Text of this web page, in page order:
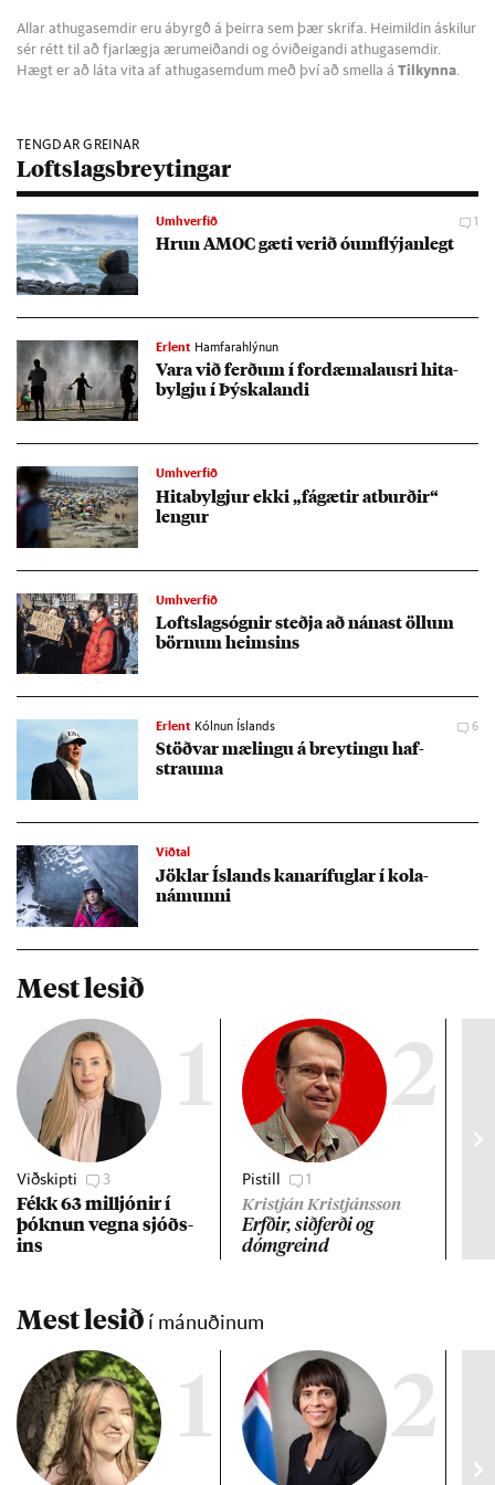
Allar athugasemdir eru ábyrgð á þeirra sem þær skrifa. Heimildin áskilur
sér rétt til að fjarlægja ærumeiðandi og óviðeigandi athugasemdir.
Hægt er að láta vita af athugasemdum með því að smella á Tilkynna
TENGDAR GREINAR
Loftslagsbreytingar
Umhverfið 1
Hrun AMOC gæti ver­ið óumflýj­an­legt
Erlent Hamfarahlýnun
Vara við ferð­um í for­dæma­lausri hita­
bylgju í Þýskalandi
Umhverfið
Hita­bylgj­ur ekki „fá­gæt­ir at­burð­ir“
leng­ur
Umhverfið
Lofts­lag­sógn­ir steðja að nán­ast öll­um
börn­um heims­ins
Erlent Kólnun Íslands 6
Stöðv­ar mæl­ingu á breyt­ingu haf­
strauma
Viðtal
Jökl­ar Ís­lands kanarí­fugl­ar í kola­
námunni
Mest lesið
1
Viðskipti 3
Fékk 63 millj­ón­ir í
þókn­un vegna sjóðs­
ins
2
Pistill 1
Kristján Kristjánsson
Erfð­ir, sið­ferði og
dómgreind
Mest lesið í mánuðinum
1 2